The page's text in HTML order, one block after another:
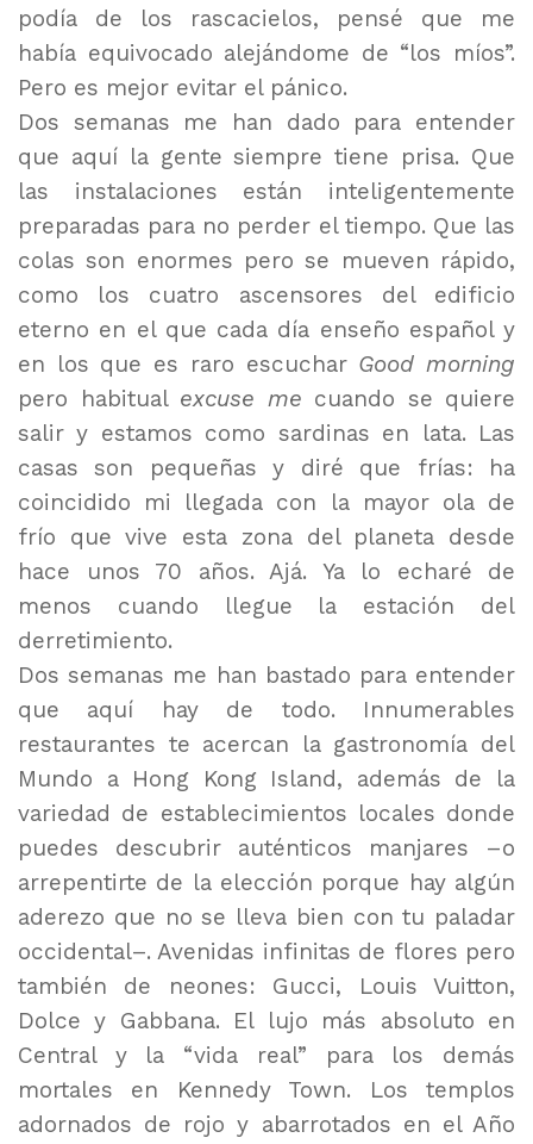
podía de los rascacielos, pensé que me
había equivocado alejándome de “los míos”.
Pero es mejor evitar el pánico.
Dos semanas me han dado para entender
que aquí la gente siempre tiene prisa. Que
las instalaciones están inteligentemente
preparadas para no perder el tiempo. Que las
colas son enormes pero se mueven rápido,
como los cuatro ascensores del edificio
eterno en el que cada día enseño español y
en los que es raro escuchar Good morning
pero habitual excuse me cuando se quiere
salir y estamos como sardinas en lata. Las
casas son pequeñas y diré que frías: ha
coincidido mi llegada con la mayor ola de
frío que vive esta zona del planeta desde
hace unos 70 años. Ajá. Ya lo echaré de
menos cuando llegue la estación del
derretimiento.
Dos semanas me han bastado para entender
que aquí hay de todo. Innumerables
restaurantes te acercan la gastronomía del
Mundo a Hong Kong Island, además de la
variedad de establecimientos locales donde
puedes descubrir auténticos manjares –o
arrepentirte de la elección porque hay algún
aderezo que no se lleva bien con tu paladar
occidental–. Avenidas infinitas de flores pero
también de neones: Gucci, Louis Vuitton,
Dolce y Gabbana. El lujo más absoluto en
Central y la “vida real” para los demás
mortales en Kennedy Town. Los templos
adornados de rojo y abarrotados en el Año